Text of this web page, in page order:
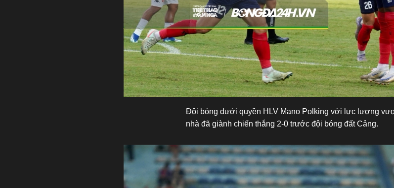
Đội bóng dưới quyền HLV Mano Polking với lực lượng
nhà đã giành chiến thắng 2-0 trước đội bóng đất Cảng.